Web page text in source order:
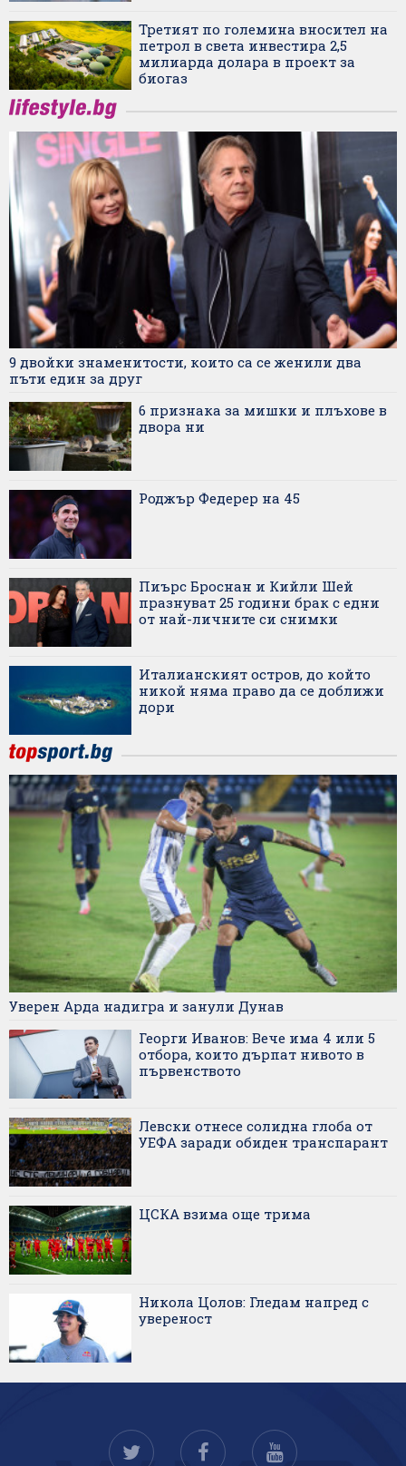
Третият по големина вносител на
петрол в света инвестира 2,5
милиарда долара в проект за
биогаз
9 двойки знаменитости, които са се женили два
пъти един за друг
6 признака за мишки и плъхове в
двора ни
Роджър Федерер на 45
Пиърс Броснан и Кийли Шей
празнуват 25 години брак с едни
от най-личните си снимки
Италианският остров, до който
никой няма право да се доближи
дори
Уверен Арда надигра и занули Дунав
Георги Иванов: Вече има 4 или 5
отбора, които дърпат нивото в
първенството
Левски отнесе солидна глоба от
УЕФА заради обиден транспарант
ЦСКА взима още трима
Никола Цолов: Гледам напред с
увереност